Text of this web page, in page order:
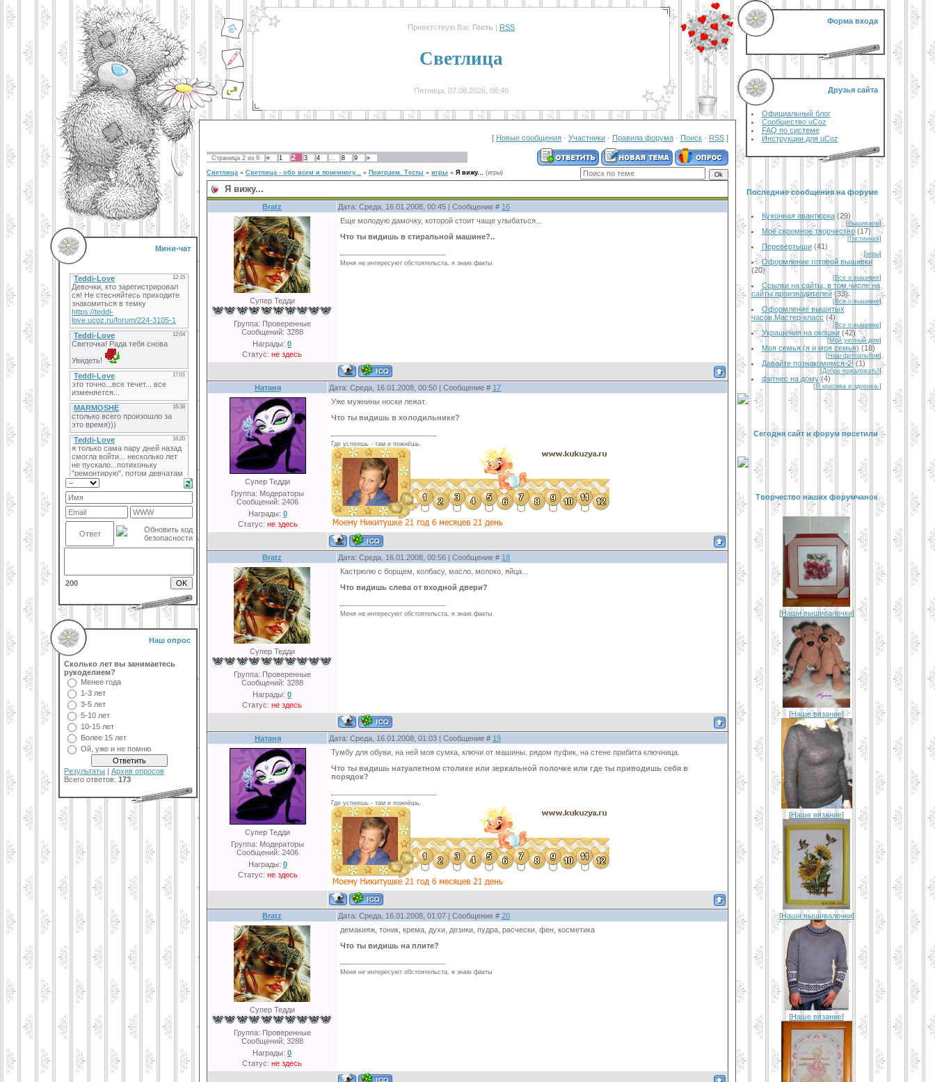
Мини-чат
200
Наш опрос
Сколько лет вы занимаетесь
рукоделием?
Менее года
1-3 лет
3-5 лет
5-10 лет
10-15 лет
Более 15 лет
Ой, уже и не помню
Результаты | Архив опросов
Всего ответов: 173
Приветствую Вас Гость | RSS
Светлица
Пятница, 07.08.2026, 08:46
[ Новые сообщения · Участники · Правила форума · Поиск · RSS ]
Страница 2 из 9 « 1 2 3 4 … 8 9 »
Светлица » Светлица - обо всем и понемногу... » Поиграем. Тесты » игры » Я вижу... (игры)
Я вижу...
Bratz Дата: Среда, 16.01.2008, 00:45 | Сообщение # 16
Супер Тедди
Группа: Проверенные
Сообщений: 3288
Награды: 0
Статус: не здесь
Еще молодую дамочку, которой стоит чаще улыбаться...
Что ты видишь в стиральной машине?..
Меня не интересуют обстоятельста, я знаю факты
Натаня Дата: Среда, 16.01.2008, 00:50 | Сообщение # 17
Супер Тедди
Группа: Модераторы
Сообщений: 2406
Награды: 0
Статус: не здесь
Уже мужнины носки лежат.
Что ты видишь в холодильнике?
Где успеешь - там и пожнёшь.
Bratz Дата: Среда, 16.01.2008, 00:56 | Сообщение # 18
Супер Тедди
Группа: Проверенные
Сообщений: 3288
Награды: 0
Статус: не здесь
Кастрюлю с борщем, колбасу, масло, молоко, яйца...
Что видишь слева от входной двери?
Меня не интересуют обстоятельста, я знаю факты
Натаня Дата: Среда, 16.01.2008, 01:03 | Сообщение # 19
Супер Тедди
Группа: Модераторы
Сообщений: 2406
Награды: 0
Статус: не здесь
Тумбу для обуви, на ней моя сумка, ключи от машины, рядом пуфик, на стене прибита ключница.
Что ты видишь натуалетном столике или зеркальной полочке или где ты приводишь себя в
порядок?
Где успеешь - там и пожнёшь.
Bratz Дата: Среда, 16.01.2008, 01:07 | Сообщение # 20
Супер Тедди
Группа: Проверенные
Сообщений: 3288
Награды: 0
Статус: не здесь
демакияж, тоник, крема, духи, дезики, пудра, расчески, фен, косметика
Что ты видишь на плите?
Меня не интересуют обстоятельста, я знаю факты
Форма входа
Друзья сайта
Официальный блог
Сообщество uCoz
FAQ по системе
Инструкции для uCoz
Последние сообщения на форуме
Кухонная авантюрка (29)
[Вышиваем]
Моё скромное творчество (17)
[Гостинная]
Перевертыши (41)
[игры]
Оформление готовой вышивки
(20)
[Все о вышивке]
Ссылки на сайты, в том числе на
сайты производителей (33)
[Все о вышивке]
Оформление вышитых
часов.Мастер-класс (4)
[Все о вышивке]
Украшения на окошки (42)
[Мой уютный дом]
Моя семья (я и моя семья) (18)
[Наш фотоальбом]
Давайте познакомимся-2! (1)
[Добро пожаловать!]
фитнес на дому (4)
[Я красива и здорова.]
Сегодня сайт и форум посетили
Творчество наших форумчанок
[Наши вышивалочки]
[Наше вязание]
[Наше вязание]
[Наши вышивалочки]
[Наше вязание]